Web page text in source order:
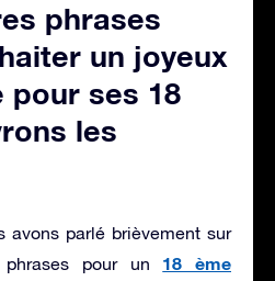
phrases
un joyeux
pour ses 18
les
avons parlé brièvement sur
pour un 18 ème